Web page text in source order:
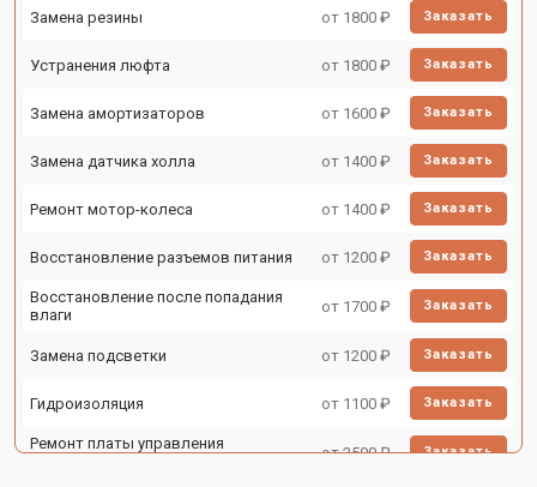
Замена резины от 1800 ₽ Заказать
Устранения люфта от 1800 ₽ Заказать
Замена амортизаторов от 1600 ₽ Заказать
Замена датчика холла от 1400 ₽ Заказать
Ремонт мотор-колеса от 1400 ₽ Заказать
Восстановление разъемов питания от 1200 ₽ Заказать
Восстановление после попадания
влаги
от 1700 ₽ Заказать
Замена подсветки от 1200 ₽ Заказать
Гидроизоляция от 1100 ₽ Заказать
Ремонт платы управления
от 2500 ₽ Заказать